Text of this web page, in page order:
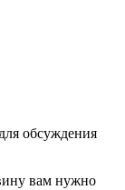
обсуждения
вам нужно